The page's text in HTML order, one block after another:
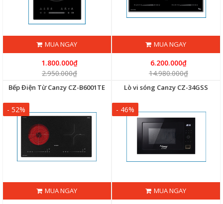
MUA NGAY
1.800.000₫
2.950.000₫
MUA NGAY
6.200.000₫
14.980.000₫
Bếp Điện Từ Canzy CZ-B6001TE
- 52%
MUA NGAY
Lò vi sóng Canzy CZ-34GSS
- 46%
MUA NGAY